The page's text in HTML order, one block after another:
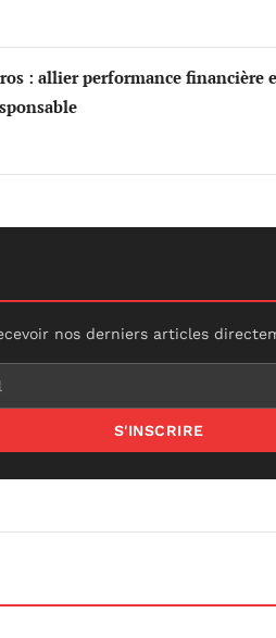
: allier performance financière
nos derniers articles
S'INSCRIRE